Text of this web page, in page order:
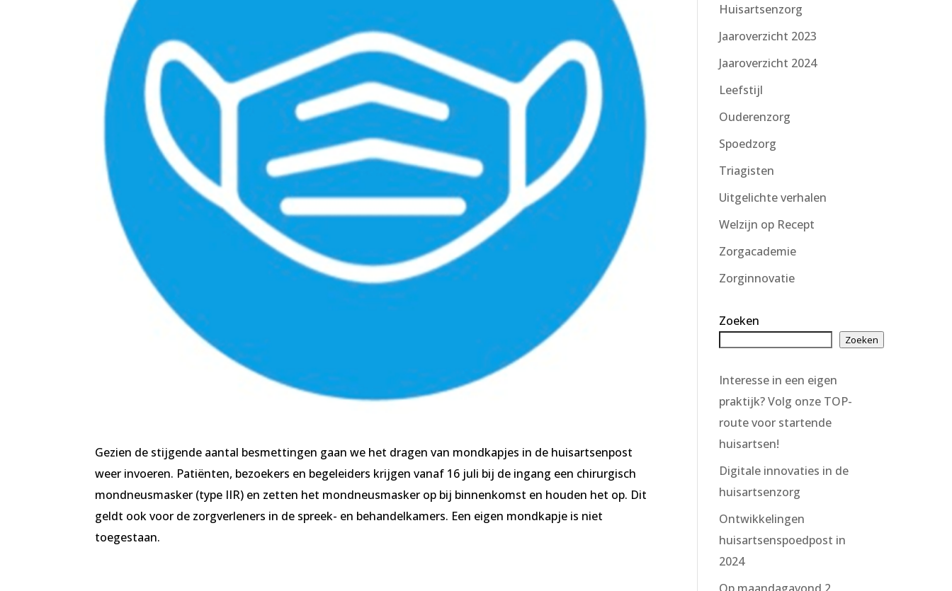
Gezien de stijgende aantal besmettingen gaan we het dragen van mondkapjes in de huisartsenpost
weer invoeren. Patiënten, bezoekers en begeleiders krijgen vanaf 16 juli bij de ingang een chirurgisch
mondneusmasker (type IIR) en zetten het mondneusmasker op bij binnenkomst en houden het op. Dit
geldt ook voor de zorgverleners in de spreek- en behandelkamers. Een eigen mondkapje is niet
toegestaan.
Huisartsenzorg
Jaaroverzicht 2023
Jaaroverzicht 2024
Leefstijl
Ouderenzorg
Spoedzorg
Triagisten
Uitgelichte verhalen
Welzijn op Recept
Zorgacademie
Zorginnovatie
Zoeken
Zoeken
Interesse in een eigen
praktijk? Volg onze TOP-
route voor startende
huisartsen!
Digitale innovaties in de
huisartsenzorg
Ontwikkelingen
huisartsenspoedpost in
2024
Op maandagavond 2